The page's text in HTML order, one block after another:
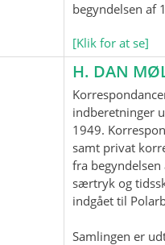
begyndelsen af
[Klik for at se]
H. DAN
indberetninger
1949.
samt privat
fra
særtryk og
indgået til
Samlingen er